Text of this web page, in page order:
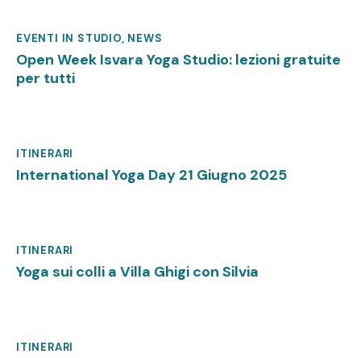
EVENTI IN STUDIO, NEWS
Open Week Isvara Yoga Studio: lezioni gratuite
per tutti
ITINERARI
International Yoga Day 21 Giugno 2025
ITINERARI
Yoga sui colli a Villa Ghigi con Silvia
ITINERARI